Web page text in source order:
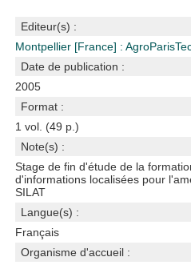
Editeur(s) :
Montpellier [France] :
Date de publication :
2005
Format :
1 vol. (49 p.)
Note(s) :
Stage de fin d'étude de la
d'informations localisées pour
SILAT
Langue(s) :
Français
Organisme d'accueil :